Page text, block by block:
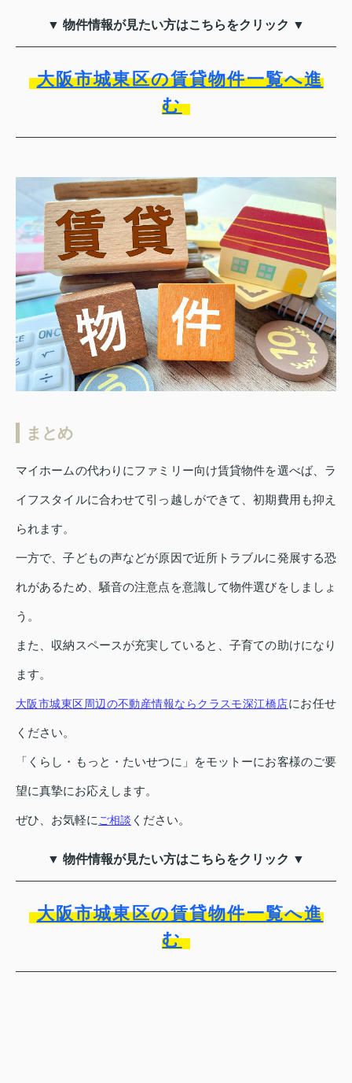
▼ 物件情報が見たい方はこちらをクリック ▼
大阪市城東区の賃貸物件一覧へ進
む
まとめ
マイホームの代わりにファミリー向け賃貸物件を選べば、ラ
イフスタイルに合わせて引っ越しができて、初期費用も抑え
られます。
一方で、子どもの声などが原因で近所トラブルに発展する恐
れがあるため、騒音の注意点を意識して物件選びをしましょ
う。
また、収納スペースが充実していると、子育ての助けになり
ます。
大阪市城東区周辺の不動産情報ならクラスモ深江橋店にお任せ
ください。
「くらし・もっと・たいせつに」をモットーにお客様のご要
望に真摯にお応えします。
ぜひ、お気軽にご相談 ください。
▼ 物件情報が見たい方はこちらをクリック ▼
大阪市城東区の賃貸物件一覧へ進
む